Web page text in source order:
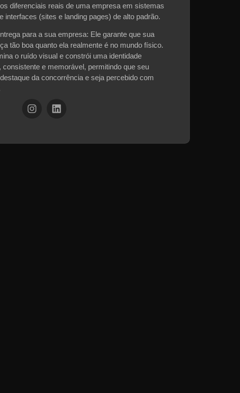
diferenciais reais de uma empresa em sistemas
interfaces (sites e landing pages) de alto padrão.
para a sua empresa: Ele garante que sua
tão boa quanto ela realmente é no mundo físico.
o ruído visual e constrói uma identidade
consistente e memorável, permitindo que seu
da concorrência e seja percebido com